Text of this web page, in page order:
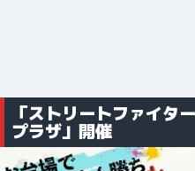
「ストリートファイタ
プラザ」開催